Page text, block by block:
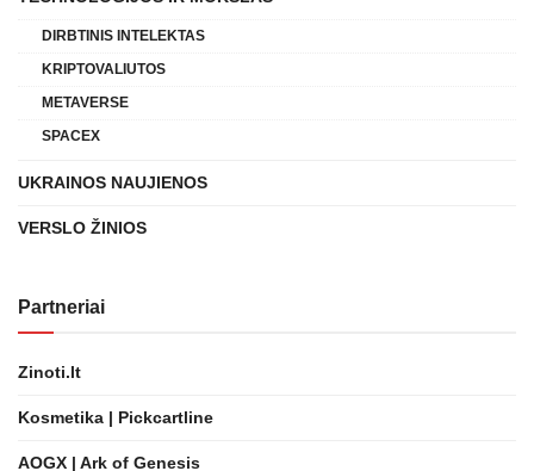
DIRBTINIS INTELEKTAS
KRIPTOVALIUTOS
METAVERSE
SPACEX
UKRAINOS NAUJIENOS
VERSLO ŽINIOS
Partneriai
Zinoti.lt
Kosmetika | Pickcartline
AOGX | Ark of Genesis